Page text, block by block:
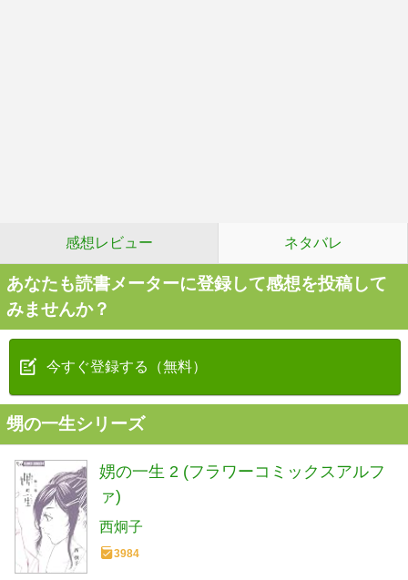
感想レビュー ネタバレ
あなたも読書メーターに登録して感想を投稿して
みませんか？
今すぐ登録する（無料）
甥の一生シリーズ
娚の一生 2 (フラワーコミックスアルフ
ァ)
西炯子
3984